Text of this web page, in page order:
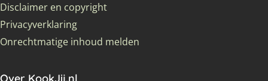
Disclaimer en copyright
Privacyverklaring
Onrechtmatige inhoud melden